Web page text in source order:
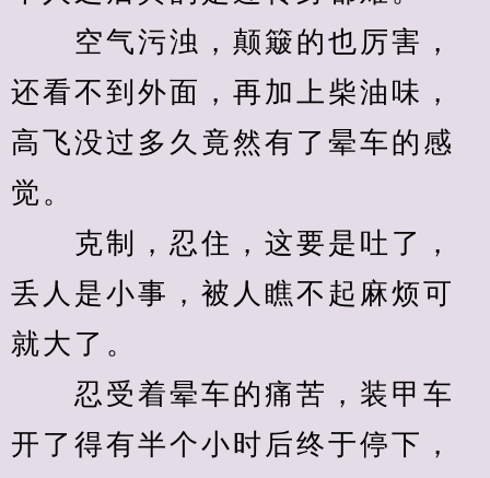
空气污浊，颠簸的也厉害，
还看不到外面，再加上柴油味，
高飞没过多久竟然有了晕车的感
觉。
克制，忍住，这要是吐了，
丢人是小事，被人瞧不起麻烦可
就大了。
忍受着晕车的痛苦，装甲车
开了得有半个小时后终于停下，